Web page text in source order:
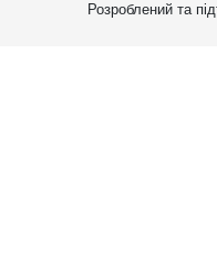
Розроблений та